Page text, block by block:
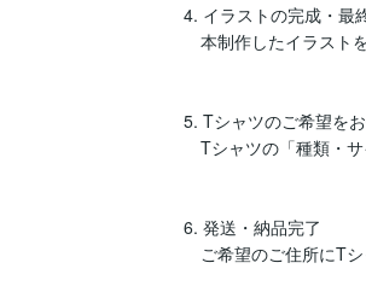
4. イラストの完成・最
本制作したイラスト
5. Tシャツのご希望を
Tシャツの「種類・サ
6. 発送・納品完了
ご希望のご住所にTシ